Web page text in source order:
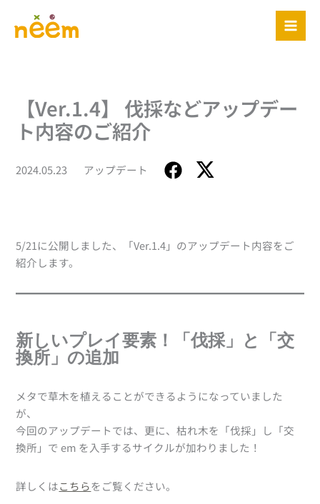
【Ver.1.4】 伐採などアップデー
ト内容のご紹介
2024.05.23 アップデート
5/21に公開しました、「Ver.1.4」のアップデート内容をご
紹介します。
新しいプレイ要素！「伐採」と「交
換所」の追加
メタで草木を植えることができるようになっていました
が、
今回のアップデートでは、更に、枯れ木を「伐採」し「交
換所」で em を入手するサイクルが加わりました！
詳しくはこちらをご覧ください。